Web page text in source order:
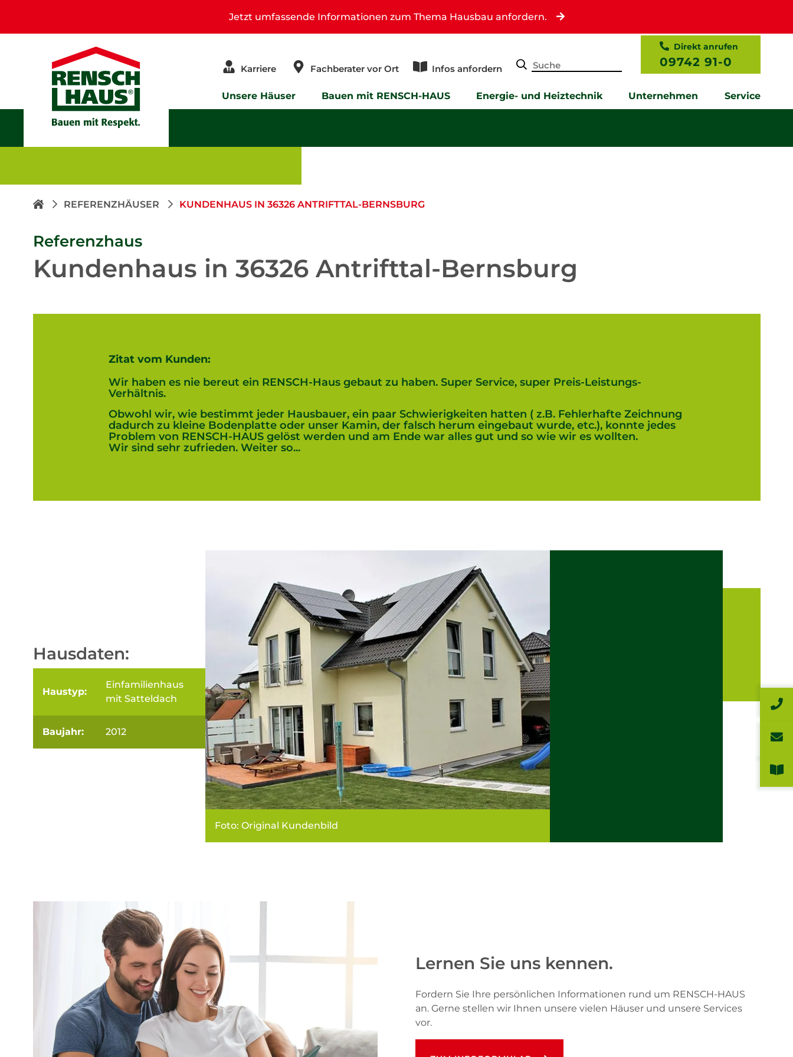
Jetzt umfassende Informationen zum Thema Hausbau anfordern.
Karriere Fachberater vor Ort Infos anfordern
Direkt anrufen
09742 91-0
Unsere Häuser Bauen mit RENSCH-HAUS Energie- und Heiztechnik Unternehmen Service
REFERENZHÄUSER KUNDENHAUS IN 36326 ANTRIFTTAL-BERNSBURG
Referenzhaus
Kundenhaus in 36326 Antrifttal-Bernsburg
Zitat vom Kunden:
Wir haben es nie bereut ein RENSCH-Haus gebaut zu haben. Super Service, super Preis-Leistungs-
Verhältnis.
Obwohl wir, wie bestimmt jeder Hausbauer, ein paar Schwierigkeiten hatten ( z.B. Fehlerhafte Zeichnung
dadurch zu kleine Bodenplatte oder unser Kamin, der falsch herum eingebaut wurde, etc.), konnte jedes
Problem von RENSCH-HAUS gelöst werden und am Ende war alles gut und so wie wir es wollten.
Wir sind sehr zufrieden. Weiter so...
Hausdaten:
Haustyp:
Einfamilienhaus
mit Satteldach
Baujahr: 2012
Foto: Original Kundenbild
Lernen Sie uns kennen.
Fordern Sie Ihre persönlichen Informationen rund um RENSCH-HAUS
an. Gerne stellen wir Ihnen unsere vielen Häuser und unsere Services
vor.